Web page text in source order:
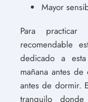
Mayor
Para
recomendable
dedicado a
mañana antes
antes de dormir.
tranquilo